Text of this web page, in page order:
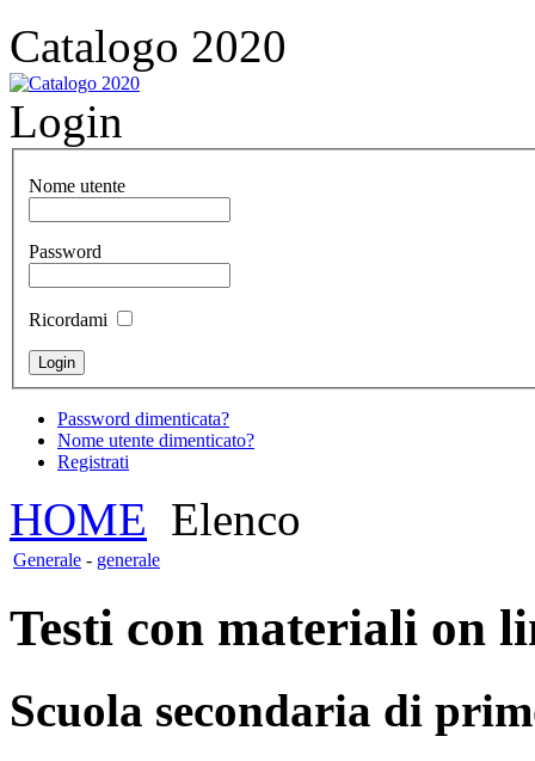
Catalogo 2020
Login
Nome utente
Password
Ricordami
Password dimenticata?
Nome utente dimenticato?
Registrati
HOME Elenco
Generale - generale
Testi con materiali on
Scuola secondaria di